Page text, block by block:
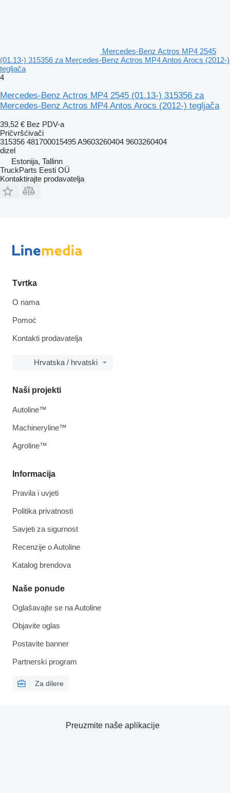
Mercedes-Benz Actros MP4 2545
(01.13-) 315356 za Mercedes-Benz Actros MP4 Antos Arocs (2012-)
tegljača
4
Mercedes-Benz Actros MP4 2545 (01.13-) 315356 za
Mercedes-Benz Actros MP4 Antos Arocs (2012-) tegljača
39,52 € Bez PDV-a
Pričvršćivači
315356 481700015495 A9603260404 9603260404
dizel
Estonija, Tallinn
TruckParts Eesti OÜ
Kontaktirajte prodavatelja
Tvrtka
O nama
Pomoć
Kontakti prodavatelja
Hrvatska / hrvatski
Informacija
Pravila i uvjeti
Politika privatnosti
Savjeti za sigurnost
Recenzije o Autoline
Katalog brendova
Naše ponude
Oglašavajte se na Autoline
Objavite oglas
Postavite banner
Partnerski program
Za dilere
Naši projekti
Autoline™
Machineryline™
Agroline™
Preuzmite naše aplikacije